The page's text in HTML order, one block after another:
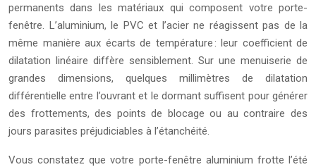
permanents dans les matériaux qui composent votre porte-
fenêtre. L’aluminium, le PVC et l’acier ne réagissent pas de la
même manière aux écarts de température : leur coefficient de
dilatation linéaire diffère sensiblement. Sur une menuiserie de
grandes dimensions, quelques millimètres de dilatation
différentielle entre l’ouvrant et le dormant suffisent pour générer
des frottements, des points de blocage ou au contraire des
jours parasites préjudiciables à l’étanchéité.
Vous constatez que votre porte-fenêtre aluminium frotte l’été